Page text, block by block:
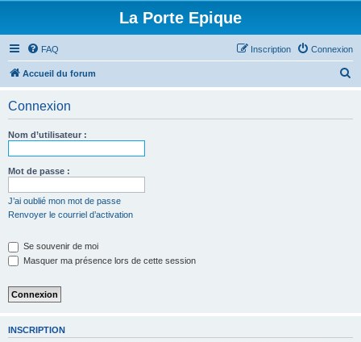
La Porte Epique
FAQ Connexion
Inscription
Accueil du forum
Connexion
Nom d’utilisateur :
Mot de passe :
J’ai oublié mon mot de passe
Renvoyer le courriel d’activation
Se souvenir de moi
Masquer ma présence lors de cette session
INSCRIPTION